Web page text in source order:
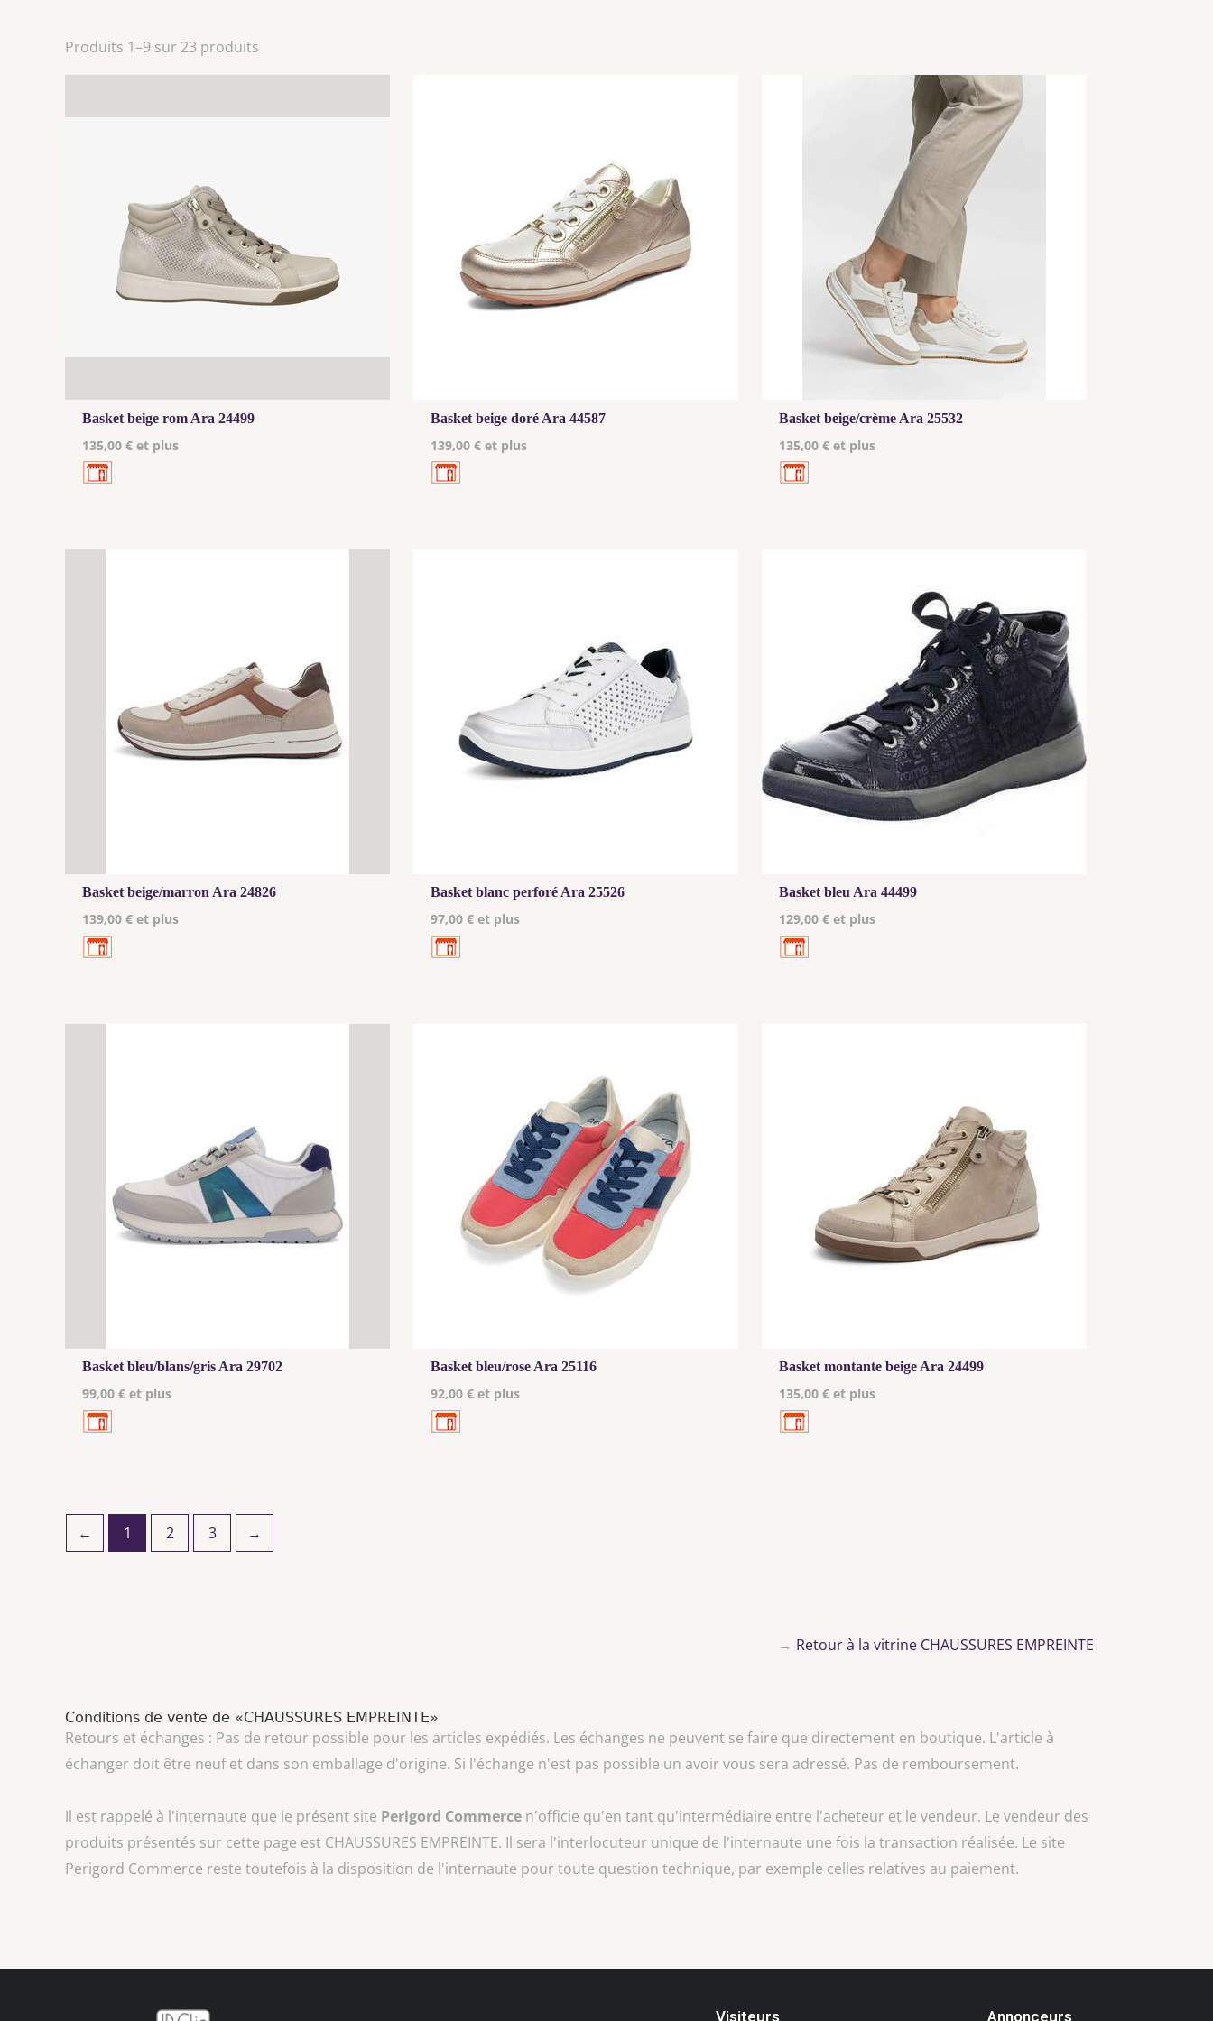
Produits 1–9 sur 23 produits
Basket beige rom Ara 24499
135,00 € et plus
Basket beige doré Ara 44587
139,00 € et plus
Basket beige/crème Ara 25532
135,00 € et plus
Basket beige/marron Ara 24826
139,00 € et plus
Basket blanc perforé Ara 25526
97,00 € et plus
Basket bleu Ara 44499
129,00 € et plus
Basket bleu/blans/gris Ara 29702
99,00 € et plus
Basket bleu/rose Ara 25116
92,00 € et plus
Basket montante beige Ara 24499
135,00 € et plus
← 1 2 3 →
→ Retour à la vitrine CHAUSSURES EMPREINTE
Conditions de vente de «CHAUSSURES EMPREINTE»
Retours et échanges : Pas de retour possible pour les articles expédiés. Les échanges ne peuvent se faire que directement en boutique. L'article à
échanger doit être neuf et dans son emballage d'origine. Si l'échange n'est pas possible un avoir vous sera adressé. Pas de remboursement.
Il est rappelé à l'internaute que le présent site Perigord Commerce n'officie qu'en tant qu'intermédiaire entre l'acheteur et le vendeur. Le vendeur des
produits présentés sur cette page est CHAUSSURES EMPREINTE. Il sera l'interlocuteur unique de l'internaute une fois la transaction réalisée. Le site
Perigord Commerce reste toutefois à la disposition de l'internaute pour toute question technique, par exemple celles relatives au paiement.
Visiteurs Annonceurs